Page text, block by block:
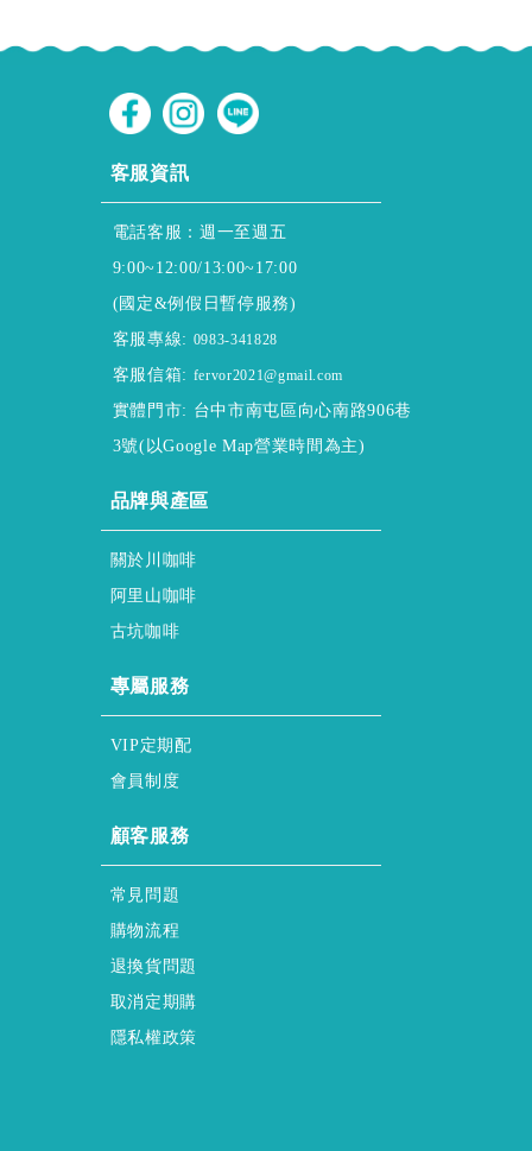
客服資訊
電話客服：週一至週五
9:00~12:00/13:00~17:00
(國定&例假日暫停服務)
客服專線: 0983-341828
客服信箱: fervor2021@gmail.com
實體門市: 台中市南屯區向心南路906巷
3號(以Google Map營業時間為主)
品牌與產區
About ssscafe
關於川咖啡
Alisan & Coffee
阿里山咖啡
Gukeng & Coffee
古坑咖啡
專屬服務
regular & purchase
VIP定期配
membership & policy
會員制度
顧客服務
FAQs
常見問題
Shopping & Process
購物流程
Returns & Exchanges
退換貨問題
regular & purchase Form
取消定期購
privacy-policy
隱私權政策